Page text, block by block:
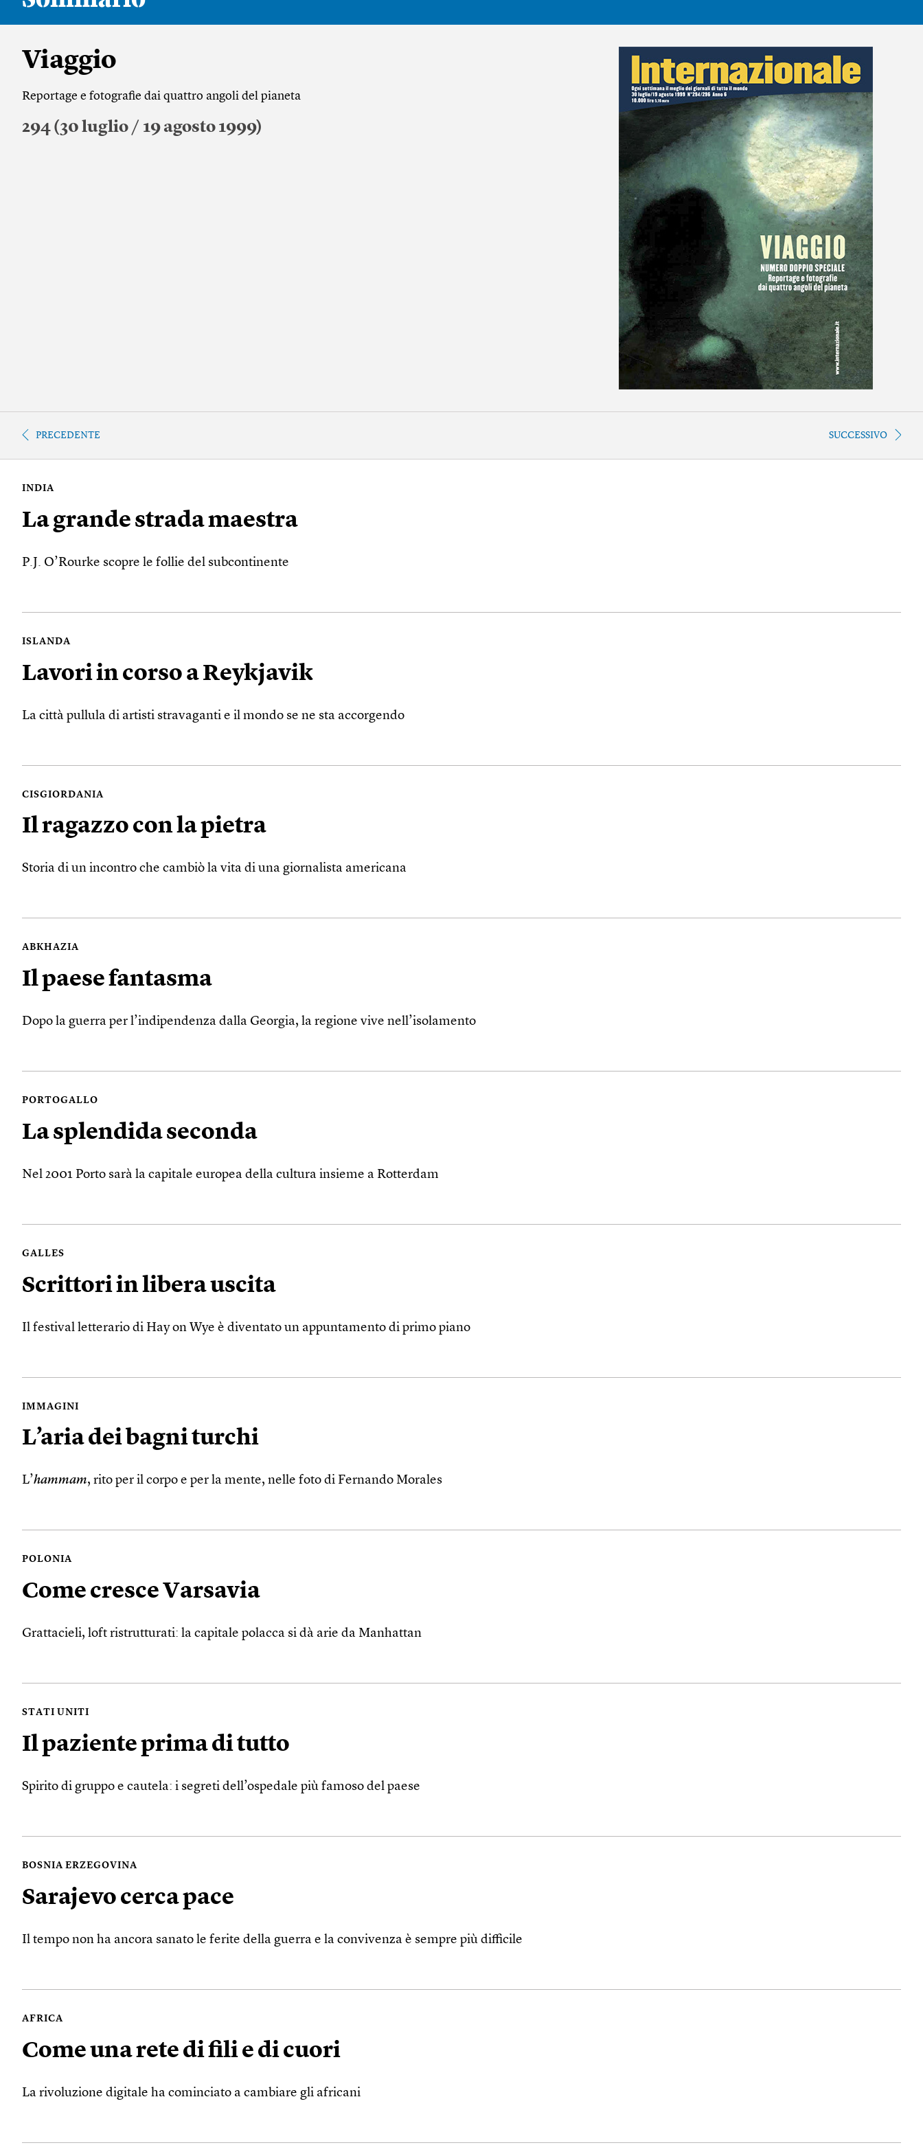
Viaggio
Reportage e fotografie dai quattro angoli del pianeta
294 (30 luglio / 19 agosto 1999)
PRECEDENTE SUCCESSIVO
INDIA
La grande strada maestra
P.J. O’Rourke scopre le follie del subcontinente
ISLANDA
Lavori in corso a Reykjavik
La città pullula di artisti stravaganti e il mondo se ne sta accorgendo
CISGIORDANIA
Il ragazzo con la pietra
Storia di un incontro che cambiò la vita di una giornalista americana
ABKHAZIA
Il paese fantasma
Dopo la guerra per l’indipendenza dalla Georgia, la regione vive nell’isolamento
PORTOGALLO
La splendida seconda
Nel 2001 Porto sarà la capitale europea della cultura insieme a Rotterdam
GALLES
Scrittori in libera uscita
Il festival letterario di Hay on Wye è diventato un appuntamento di primo piano
IMMAGINI
L’aria dei bagni turchi
L’hammam, rito per il corpo e per la mente, nelle foto di Fernando Morales
POLONIA
Come cresce Varsavia
Grattacieli, loft ristrutturati: la capitale polacca si dà arie da Manhattan
STATI UNITI
Il paziente prima di tutto
Spirito di gruppo e cautela: i segreti dell’ospedale più famoso del paese
BOSNIA ERZEGOVINA
Sarajevo cerca pace
Il tempo non ha ancora sanato le ferite della guerra e la convivenza è sempre più difficile
AFRICA
Come una rete di fili e di cuori
La rivoluzione digitale ha cominciato a cambiare gli africani